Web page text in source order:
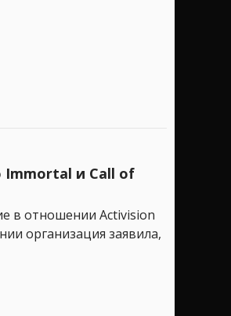
Immortal и Call of
в отношении Activision
организация заявила,